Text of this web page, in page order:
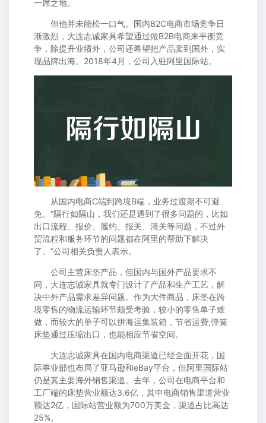
一席之地。
但他并未能松一口气。国内B2C电商市场竞争日
渐激烈，大连志诚家具希望通过做B2B电商来平衡竞
争，除提升业绩外，公司还希望把产品卖到国外，实
现品牌出海。2018年4月，公司入驻阿里国际站。
从国内电商C端到跨境B端，业务过渡期不可避
免。“隔行如隔山，我们还是遇到了很多问题的，比如
出口流程、报价、履约、报关、清关等问题，不过外
贸流程和服务环节的问题都在阿里的帮助下解决
了。”公司相关负责人表示。
公司主营床垫产品，但国内与国外产品要求不
同，大连志诚家具就专门设计了产品和生产工艺，解
决中外产品需求差异问题。作为大件商品，床垫在跨
境零售的物流运输环节颇受考验，较小的零售单子难
做，而较大的单子可以拼海运集装箱，节省运费;弹簧
床垫通过压缩出口，也能相应节省空间。
大连志诚家具在国内电商渠道已经全面开花，国
际事业部也布局了亚马逊和eBay平台，但阿里国际站
仍是其主要海外销售渠道。去年，公司在电商平台和
工厂端的床垫营业额达3.6亿，其中电商销售渠道营业
额达2亿，国际站营业额为700万美金，渠道占比高达
25%。